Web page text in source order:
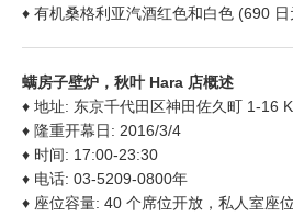
♦ 有机桑格利亚汽酒红色和白色 (690
螨房子壁炉，秋叶 Hara 店概述
♦ 地址: 东京千代田区神田佐久町 1-16
♦ 隆重开幕日: 2016/3/4
♦ 时间: 17:00-23:30
♦ 电话: 03-5209-0800年
♦ 座位容量: 40 个席位开放，私人室座